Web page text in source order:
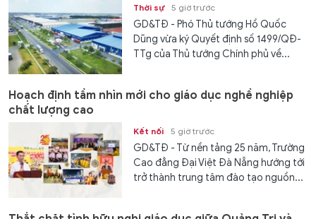
Thời sự 5 giờ trước
GD&TĐ - Phó Thủ tướng Hồ Quốc
Dũng vừa ký Quyết định số 1499/QĐ-
TTg của Thủ tướng Chính phủ về...
Hoạch định tầm nhìn mới cho giáo dục nghề nghiệp
chất lượng cao
Kết nối 5 giờ trước
GD&TĐ - Từ nền tảng 25 năm, Trường
Cao đẳng Đại Việt Đà Nẵng hướng tới
trở thành trung tâm đào tạo nguồn...